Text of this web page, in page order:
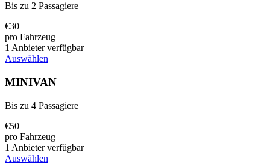
Bis zu 2 Passagiere
€30
pro Fahrzeug
1 Anbieter verfügbar
Auswählen
MINIVAN
Bis zu 4 Passagiere
€50
pro Fahrzeug
1 Anbieter verfügbar
Auswählen